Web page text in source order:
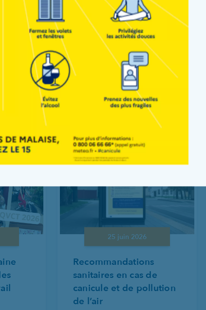
25 juin 2026
Recommandations
sanitaires en cas de
canicule et de pollution
de l’air